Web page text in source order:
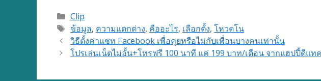
Categories
Clip
Tags
ข้อมูล, ความแตกต่าง, คืออะไร, เลือกตั้ง, โหวตโน
วิธีตั้งค่าแชท Facebook เพื่อคุยหรือไม่กับเพื่อนบางคนเท่านั้น
โปรเล่นเน็ตไม่อั้น+โทรฟรี 100 นาที แค่ 199 บาท/เดือน จากแฮปปี้ดีแทค